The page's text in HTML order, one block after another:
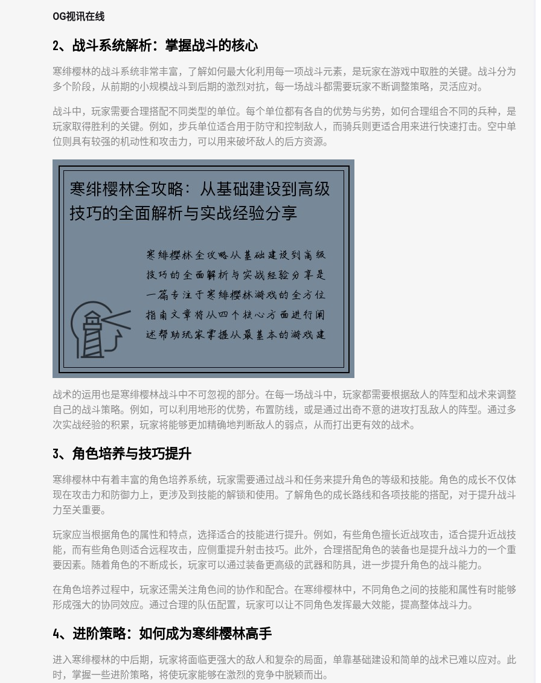
OG视讯在线
2、战斗系统解析：掌握战斗的核心
寒绯樱林的战斗系统非常丰富，了解如何最大化利用每一项战斗元素，是玩家在游戏中取胜的关键。战斗分为
多个阶段，从前期的小规模战斗到后期的激烈对抗，每一场战斗都需要玩家不断调整策略，灵活应对。
战斗中，玩家需要合理搭配不同类型的单位。每个单位都有各自的优势与劣势，如何合理组合不同的兵种，是
玩家取得胜利的关键。例如，步兵单位适合用于防守和控制敌人，而骑兵则更适合用来进行快速打击。空中单
位则具有较强的机动性和攻击力，可以用来破坏敌人的后方资源。
战术的运用也是寒绯樱林战斗中不可忽视的部分。在每一场战斗中，玩家都需要根据敌人的阵型和战术来调整
自己的战斗策略。例如，可以利用地形的优势，布置防线，或是通过出奇不意的进攻打乱敌人的阵型。通过多
次实战经验的积累，玩家将能够更加精确地判断敌人的弱点，从而打出更有效的战术。
3、角色培养与技巧提升
寒绯樱林中有着丰富的角色培养系统，玩家需要通过战斗和任务来提升角色的等级和技能。角色的成长不仅体
现在攻击力和防御力上，更涉及到技能的解锁和使用。了解角色的成长路线和各项技能的搭配，对于提升战斗
力至关重要。
玩家应当根据角色的属性和特点，选择适合的技能进行提升。例如，有些角色擅长近战攻击，适合提升近战技
能，而有些角色则适合远程攻击，应侧重提升射击技巧。此外，合理搭配角色的装备也是提升战斗力的一个重
要因素。随着角色的不断成长，玩家可以通过装备更高级的武器和防具，进一步提升角色的战斗能力。
在角色培养过程中，玩家还需关注角色间的协作和配合。在寒绯樱林中，不同角色之间的技能和属性有时能够
形成强大的协同效应。通过合理的队伍配置，玩家可以让不同角色发挥最大效能，提高整体战斗力。
4、进阶策略：如何成为寒绯樱林高手
进入寒绯樱林的中后期，玩家将面临更强大的敌人和复杂的局面，单靠基础建设和简单的战术已难以应对。此
时，掌握一些进阶策略，将使玩家能够在激烈的竞争中脱颖而出。